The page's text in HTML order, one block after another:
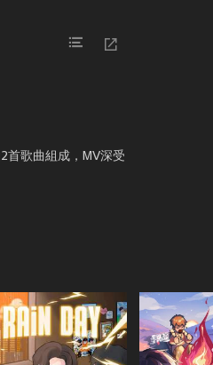
首歌曲組成，MV深受